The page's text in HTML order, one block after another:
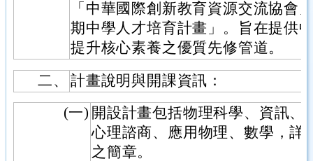
「中華國際創新教育資源交流協會
期中學人才培育計畫」。旨在提供
提升核心素養之優質先修管道。
二、
計畫說明與開課資訊：
(一) 開設計畫包括物理科學、資訊、
心理諮商、應用物理、數學，詳
之簡章。